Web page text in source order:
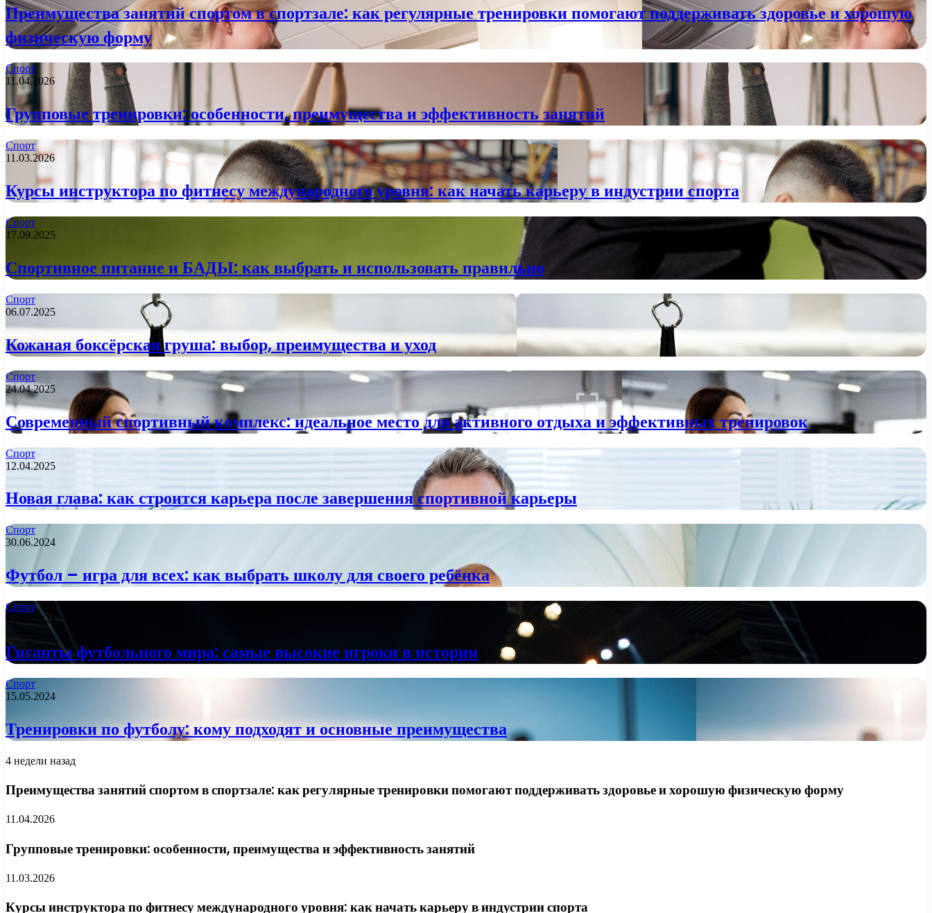
Преимущества занятий спортом в спортзале: как регулярные тренировки помогают поддерживать здоровье и хорошую
физическую форму
Спорт
11.04.2026
Групповые тренировки: особенности, преимущества и эффективность занятий
Спорт
11.03.2026
Курсы инструктора по фитнесу международного уровня: как начать карьеру в индустрии спорта
Спорт
17.09.2025
Спортивное питание и БАДЫ: как выбрать и использовать правильно
Спорт
06.07.2025
Кожаная боксёрская груша: выбор, преимущества и уход
Спорт
24.04.2025
Современный спортивный комплекс: идеальное место для активного отдыха и эффективных тренировок
Спорт
12.04.2025
Новая глава: как строится карьера после завершения спортивной карьеры
Спорт
30.06.2024
Футбол – игра для всех: как выбрать школу для своего ребёнка
Спорт
21.05.2024
Гиганты футбольного мира: самые высокие игроки в истории
Спорт
15.05.2024
Тренировки по футболу: кому подходят и основные преимущества
4 недели назад
Преимущества занятий спортом в спортзале: как регулярные тренировки помогают поддерживать здоровье и хорошую физическую форму
11.04.2026
Групповые тренировки: особенности, преимущества и эффективность занятий
11.03.2026
Курсы инструктора по фитнесу международного уровня: как начать карьеру в индустрии спорта